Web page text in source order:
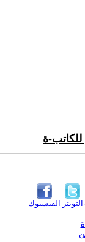
للكاتب-ة
الفيسبوك التويتر